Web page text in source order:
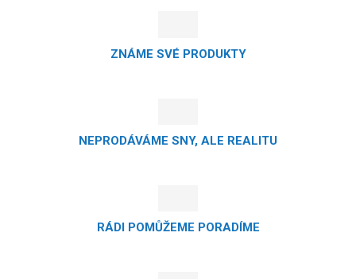
ZNÁME SVÉ PRODUKTY
NEPRODÁVÁME SNY, ALE REALITU
RÁDI POMŮŽEME PORADÍME